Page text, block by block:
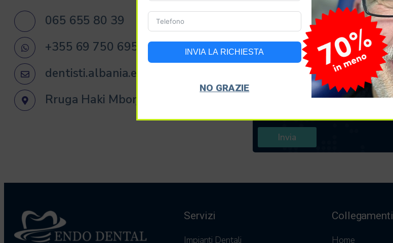
065 655 80 39
+355 69 750 6954
dentisti.albania.eu@gmail.com
Rruga Haki Mborja, Komuna e Parisit
Carica la panoramica
Invia
Servizi
Impianti Dentali
Collegamenti
Home
INVIA LA RICHIESTA
NO GRAZIE